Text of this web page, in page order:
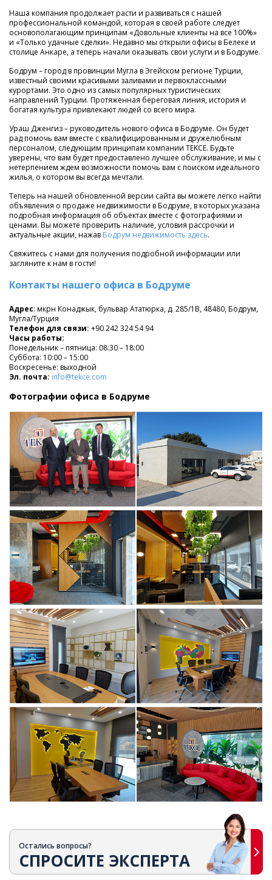
Наша компания продолжает расти и развиваться с нашей
профессиональной командой, которая в своей работе следует
основополагающим принципам «Довольные клиенты на все 100%»
и «Только удачные сделки». Недавно мы открыли офисы в Белеке и
столице Анкаре, а теперь начали оказывать свои услуги и в Бодруме.
Бодрум – город в провинции Мугла в Эгейском регионе Турции,
известный своими красивыми заливами и первоклассными
курортами. Это одно из самых популярных туристических
направлений Турции. Протяженная береговая линия, история и
богатая культура привлекают людей со всего мира.
Ураш Дженгиз – руководитель нового офиса в Бодруме. Он будет
рад помочь вам вместе с квалифицированным и дружелюбным
персоналом, следующим принципам компании TEKCE. Будьте
уверены, что вам будет предоставлено лучшее обслуживание, и мы с
нетерпением ждем возможности помочь вам с поиском идеального
жилья, о котором вы всегда мечтали.
Теперь на нашей обновленной версии сайта вы можете легко найти
объявления о продаже недвижимости в Бодруме, в которых указана
подробная информация об объектах вместе с фотографиями и
ценами. Вы можете проверить наличие, условия рассрочки и
актуальные акции, нажав Бодрум недвижимость здесь.
Свяжитесь с нами для получения подробной информации или
загляните к нам в гости!
Контакты нашего офиса в Бодруме
Адрес: мкрн Конаджык, бульвар Ататюрка, д. 285/1В, 48480, Бодрум,
Мугла/Турция
Телефон для связи: +90 242 324 54 94
Часы работы:
Понедельник – пятница: 08:30 – 18:00
Суббота: 10:00 – 15:00
Воскресенье: выходной
Эл. почта: info@tekce.com
Фотографии офиса в Бодруме
Остались вопросы?
СПРОСИТЕ ЭКСПЕРТА